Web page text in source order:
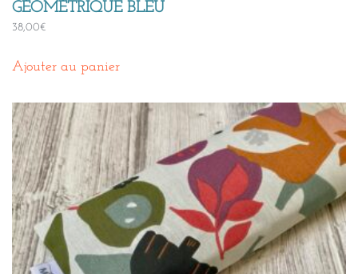
GÉOMÉTRIQUE BLEU
38,00€
Ajouter au panier